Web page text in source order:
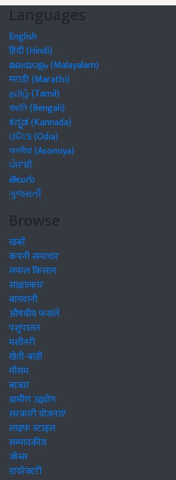
Languages
English
हिंदी (Hindi)
മലയാളം (Malayalam)
मराठी (Marathi)
தமிழ் (Tamil)
বাঙালি (Bengali)
ಕನ್ನಡ (Kannada)
ଓଡିଆ (Odia)
অসমীয়া (Asomiya)
ਪੰਜਾਬੀ
తెలుగు
ગુજરાતી
Browse
खबरें
कंपनी समाचार
सफल किसान
साक्षात्कार
बागवानी
औषधीय फसलें
पशुपालन
मशीनरी
खेती-बाड़ी
मौसम
बाजार
ग्रामीण उद्द्योग
सरकारी योजनाएं
लाइफ स्टाइल
सम्पादकीय
जॉब्स
डायरेक्टरी